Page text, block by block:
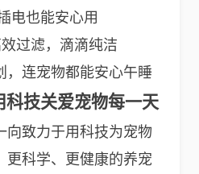
电也能安心用
过滤，滴滴纯洁
，连宠物都能安心午睡
技关爱宠物每一天
向致力于用科技为宠物
更科学、更健康的养宠